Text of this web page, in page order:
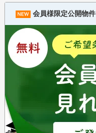
会員様限定公開物件